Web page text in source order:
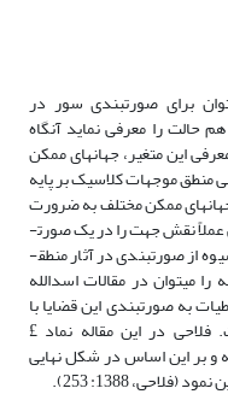
برای صورت­بندی سور در
حالت را معرفی نماید آنگاه
این متغیر، جهان­های ممکن
منطق موجهات کلاسیک بر پایه
ممکن مختلف به ضرورت
و امکان تعبیر می­شود. براین­اساس، سور شرطی عملاً نقش جهت را در یک صورت­
بندی دقیق از شرطیات ایفا خواهد کرد. این شیوه از صورت­بندی در آثار منطق­
می­توان در مقالات اسدالله
به صورت­بندی این قضایا با
فلاحی در این مقاله نماد £
و بر این اساس در شکل نهایی
1388: 253).